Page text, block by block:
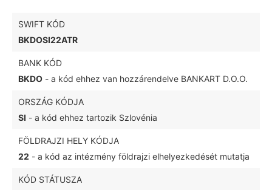
SWIFT KÓD
BKDOSI22ATR
BANK KÓD
BKDO - a kód ehhez van hozzárendelve BANKART D.O.O.
ORSZÁG KÓDJA
SI - a kód ehhez tartozik Szlovénia
FÖLDRAJZI HELY KÓDJA
22 - a kód az intézmény földrajzi elhelyezkedését mutatja
KÓD STÁTUSZA